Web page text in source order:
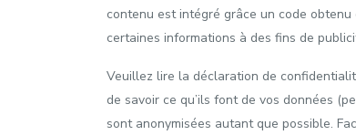
contenu est intégré grâce un code
certaines informations à des fins de
Veuillez lire la déclaration de
de savoir ce qu’ils font de vos données
sont anonymisées autant que possible.